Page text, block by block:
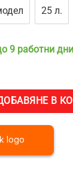
25 л.
9 работни дни
за кола с
В